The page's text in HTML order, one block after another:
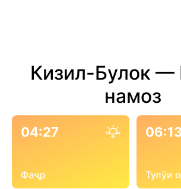
Кизил-Булок —
намоз
04:27
Фаҷр Тулӯи